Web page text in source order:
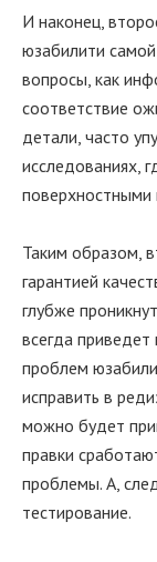
И наконец,
юзабилити самой
вопросы, как
соответствие
детали, часто
исследованиях,
Таким образом,
гарантией
глубже
всегда
проблем
исправить в
можно будет
правки
проблемы. А,
тестирование.